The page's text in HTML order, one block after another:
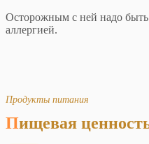
Осторожным с ней надо
аллергией.
Продукты питания
Пищевая